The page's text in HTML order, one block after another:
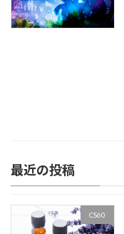
最近の投稿
CS60